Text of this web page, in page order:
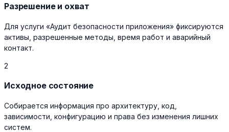
Разрешение и охват
Для услуги «Аудит безопасности приложения» фиксируются
активы, разрешенные методы, время работ и аварийный
контакт.
2
Исходное состояние
Собирается информация про архитектуру, код,
зависимости, конфигурацию и права без изменения лишних
систем.